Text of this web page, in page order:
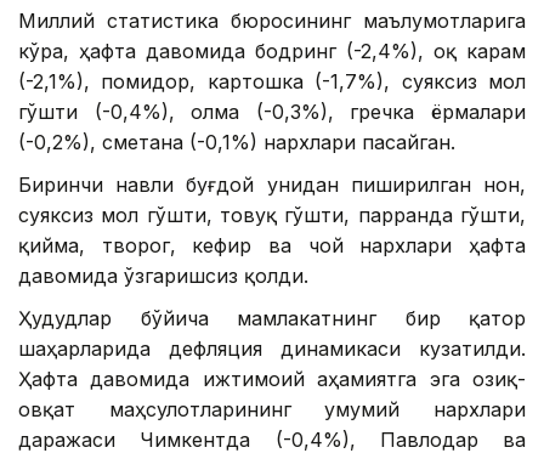
Миллий статистика бюросининг маълумотларига
кўра, ҳафта давомида бодринг (-2,4%), оқ карам
(-2,1%), помидор, картошка (-1,7%), суяксиз мол
гўшти (-0,4%), олма (-0,3%), гречка ёрмалари
(-0,2%), сметана (-0,1%) нархлари пасайган.
Биринчи навли буғдой унидан пиширилган нон,
суяксиз мол гўшти, товуқ гўшти, парранда гўшти,
қийма, творог, кефир ва чой нархлари ҳафта
давомида ўзгаришсиз қолди.
Ҳудудлар бўйича мамлакатнинг бир қатор
шаҳарларида дефляция динамикаси кузатилди.
Ҳафта давомида ижтимоий аҳамиятга эга озиқ-
овқат маҳсулотларининг умумий нархлари
даражаси Чимкентда (-0,4%), Павлодар ва